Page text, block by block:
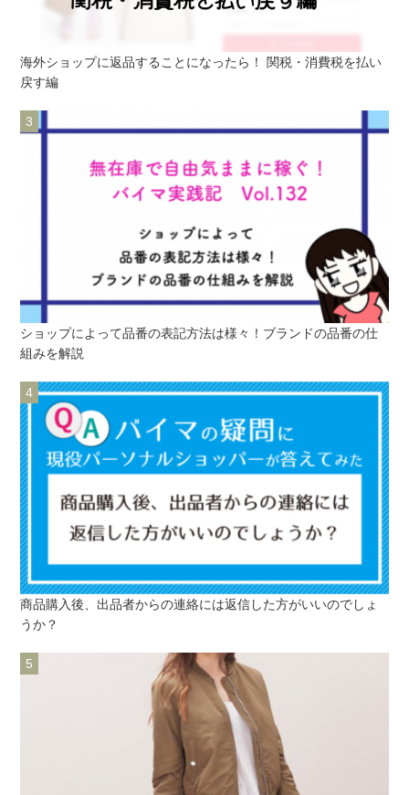
海外ショップに返品することになったら！ 関税・消費税を払い
戻す編
ショップによって品番の表記方法は様々！ブランドの品番の仕
組みを解説
商品購入後、出品者からの連絡には返信した方がいいのでしょ
うか？